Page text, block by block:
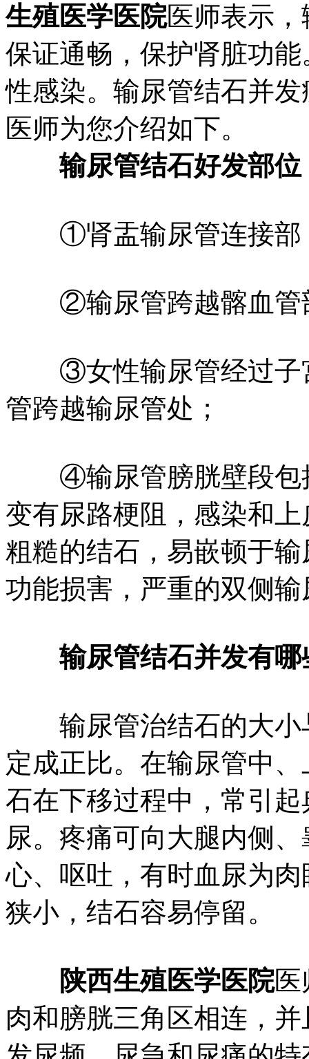
生殖医学医院医师表示
保证通畅，保护肾脏功
性感染。输尿管结石并
医师为您介绍如下。
输尿管结石好发部位
①肾盂输尿管连接部
②输尿管跨越髂血管
③女性输尿管经过子
管跨越输尿管处；
④输尿管膀胱壁段包
变有尿路梗阻，感染和
粗糙的结石，易嵌顿于
功能损害，严重的双侧
输尿管结石并发有哪
输尿管治结石的大小
定成正比。在输尿管中
石在下移过程中，常引
尿。疼痛可向大腿内侧
心、呕吐，有时血尿为
狭小，结石容易停留。
陕西生殖医学医院医
肉和膀胱三角区相连，